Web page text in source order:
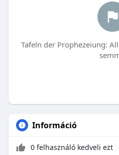
Tafeln der Prophezeiung:
Információ
0 felhasználó kedveli ezt